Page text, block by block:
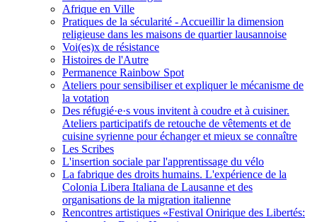
Afrique en Ville
Pratiques de la sécularité - Accueillir la dimension
religieuse dans les maisons de quartier lausannoise
Voi(es)x de résistance
Histoires de l'Autre
Permanence Rainbow Spot
Ateliers pour sensibiliser et expliquer le mécanisme de
la votation
Des réfugié·e·s vous invitent à coudre et à cuisiner.
Ateliers participatifs de retouche de vêtements et de
cuisine syrienne pour échanger et mieux se connaître
Les Scribes
L'insertion sociale par l'apprentissage du vélo
La fabrique des droits humains. L'expérience de la
Colonia Libera Italiana de Lausanne et des
organisations de la migration italienne
Rencontres artistiques «Festival Onirique des Libertés: